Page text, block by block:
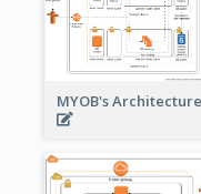
MYOB's Architecture